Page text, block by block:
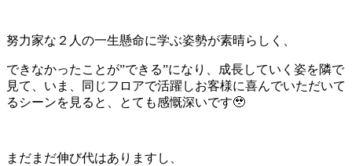
努力家な２人の一生懸命に学ぶ姿勢が素晴らしく、
できなかったことが”できる”になり、成長していく姿を隣で
見て、いま、同じフロアで活躍しお客様に喜んでいただいて
るシーンを見ると、とても感慨深いです🥹
まだまだ伸び代はありますし、